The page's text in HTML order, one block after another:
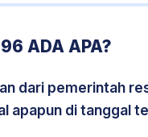
ADA APA?
dari pemerintah
apapun di tanggal